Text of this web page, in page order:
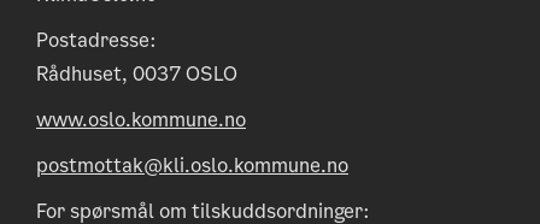
Postadresse:
Rådhuset, 0037 OSLO
www.oslo.kommune.no
postmottak@kli.oslo.kommune.no
For spørsmål om tilskuddsordninger: